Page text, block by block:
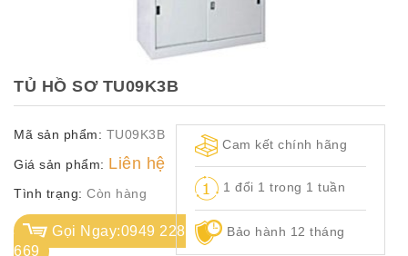
MÃ
CH.
SÁCH
Q.
ĐỊNH
TỦ HỒ SƠ TU09K3B
Mã sản phẩm: TU09K3B
Giá sản phẩm: Liên hệ
Tình trạng: Còn hàng
Gọi Ngay:0949 228
669
Cam kết chính hãng
1 đổi 1 trong 1 tuần
Bảo hành 12 tháng